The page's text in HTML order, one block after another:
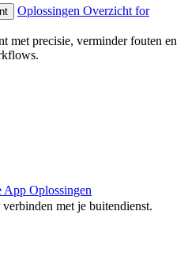
Oplossingen Overzicht for
met precisie, verminder fouten en
App Oplossingen
met je buitendienst.